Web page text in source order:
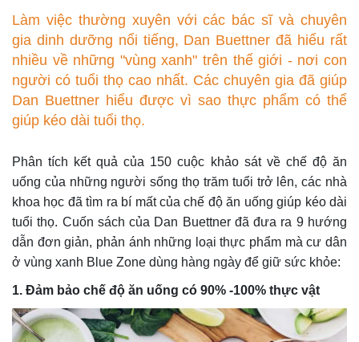
Làm việc thường xuyên với các bác sĩ và chuyên
gia dinh dưỡng nổi tiếng, Dan Buettner đã hiểu rất
nhiều về những "vùng xanh" trên thế giới - nơi con
người có tuổi thọ cao nhất. Các chuyên gia đã giúp
Dan Buettner hiểu được vì sao thực phẩm có thể
giúp kéo dài tuổi thọ.
Phân tích kết quả của 150 cuộc khảo sát về chế độ ăn
uống của những người sống thọ trăm tuổi trở lên, các nhà
khoa học đã tìm ra bí mất của chế độ ăn uống giúp kéo dài
tuổi thọ. Cuốn sách của Dan Buettner đã đưa ra 9 hướng
dẫn đơn giản, phản ánh những loại thực phẩm mà cư dân
ở vùng xanh Blue Zone dùng hàng ngày để giữ sức khỏe:
1. Đảm bảo chế độ ăn uống có 90% -100% thực vật